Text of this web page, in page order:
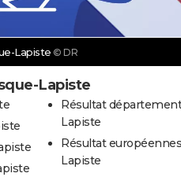
Lapiste © DR
Lapiste
Résultat
Lapiste
Résultat
Lapiste